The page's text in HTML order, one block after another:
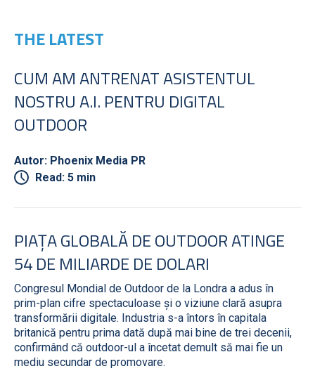
THE LATEST
CUM AM ANTRENAT ASISTENTUL
NOSTRU A.I. PENTRU DIGITAL
OUTDOOR
Autor: Phoenix Media PR
Read: 5 min
PIAȚA GLOBALĂ DE OUTDOOR ATINGE
54 DE MILIARDE DE DOLARI
Congresul Mondial de Outdoor de la Londra a adus în
prim-plan cifre spectaculoase și o viziune clară asupra
transformării digitale. Industria s-a întors în capitala
britanică pentru prima dată după mai bine de trei decenii,
confirmând că outdoor-ul a încetat demult să mai fie un
mediu secundar de promovare.